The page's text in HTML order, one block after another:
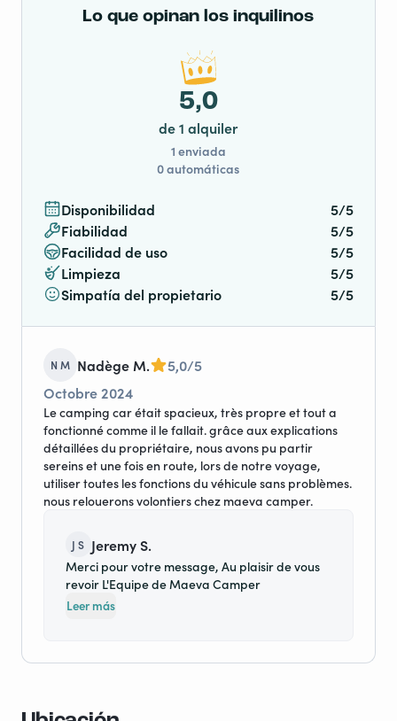
Lo que opinan los inquilinos
Disponibilidad
5/5
Fiabilidad
5/5
Facilidad de uso
5/5
Limpieza
5/5
Simpatía del propietario
5/5
5,0
de 1 alquiler
1 enviada
0 automáticas
N M Nadège M.
5,0/5
Octobre 2024
Le camping car était spacieux, très propre et tout a
fonctionné comme il le fallait. grâce aux explications
détaillées du propriétaire, nous avons pu partir
sereins et une fois en route, lors de notre voyage,
utiliser toutes les fonctions du véhicule sans problèmes.
nous relouerons volontiers chez maeva camper.
J S Jeremy S.
Merci pour votre message, Au plaisir de vous
revoir L'Equipe de Maeva Camper
Leer más